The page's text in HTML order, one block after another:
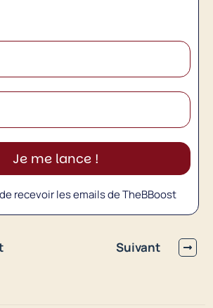
Je me lance !
recevoir les emails de TheBBoost
Suivant